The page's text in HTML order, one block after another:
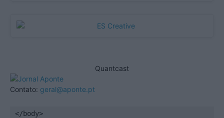
Quantcast
Contato: geral@aponte.pt
</body>